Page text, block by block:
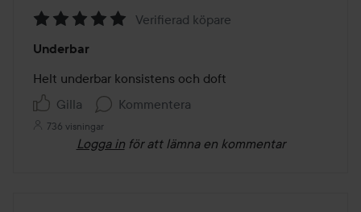
5
av
5
Verifierad köpare
Underbar
Helt underbar konsistens och doft
Gilla
Kommentera
736 visningar
Logga in för att lämna en kommentar